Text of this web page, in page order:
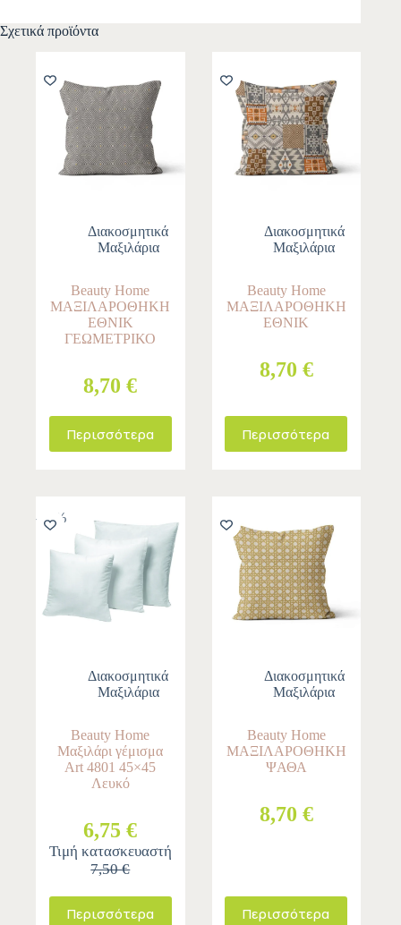
Σχετικά προϊόντα
Διακοσμητικά
Μαξιλάρια
Beauty Home
ΜΑΞΙΛΑΡΟΘΗΚΗ
ΕΘΝΙΚ
ΓΕΩΜΕΤΡΙΚΟ
8,70 €
Περισσότερα
Διακοσμητικά
Μαξιλάρια
Beauty Home
ΜΑΞΙΛΑΡΟΘΗΚΗ
ΕΘΝΙΚ
8,70 €
Περισσότερα
-10%
Διακοσμητικά
Μαξιλάρια
Beauty Home
Μαξιλάρι γέμισμα
Art 4801 45×45
Λευκό
6,75 €
Τιμή κατασκευαστή
7,50 €
Περισσότερα
Διακοσμητικά
Μαξιλάρια
Beauty Home
ΜΑΞΙΛΑΡΟΘΗΚΗ
ΨΑΘΑ
8,70 €
Περισσότερα